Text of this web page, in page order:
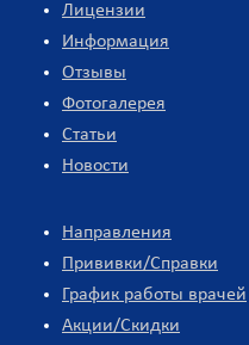
Лицензии
Информация
Отзывы
Фотогалерея
Статьи
Новости
Направления
Прививки/Справки
График работы врачей
Акции/Скидки